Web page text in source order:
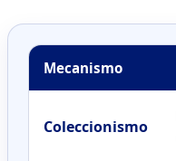
Mecanismo
Coleccionismo